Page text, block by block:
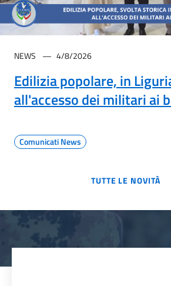
NEWS 4/8/2026
Edilizia popolare, in
all'accesso dei militari ai
Comunicati News
TUTTE LE NOVITÀ